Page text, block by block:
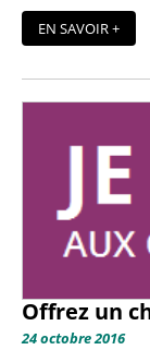
EN SAVOIR +
Offrez un
24 octobre 2016